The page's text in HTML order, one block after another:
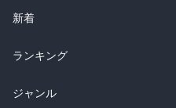
ラノベ
雑誌・グラビア
BL・TL
総合
ラノベ
雑誌・グラビア
新着
総合
ラノベ
ランキング
総合
ジャンル